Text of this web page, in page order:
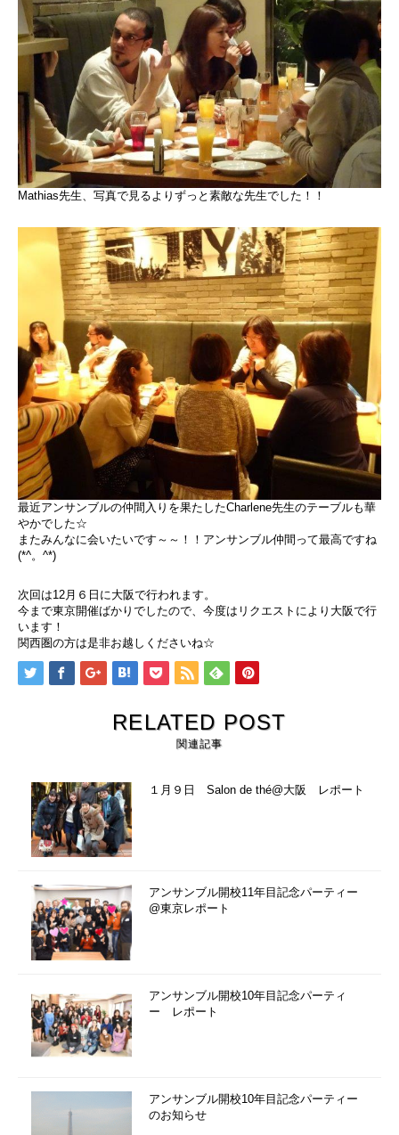
Mathias先生、写真で見るよりずっと素敵な先生でした！！
最近アンサンブルの仲間入りを果たしたCharlene先生のテーブルも華
やかでした☆
またみんなに会いたいです～～！！アンサンブル仲間って最高ですね
(*^。^*)
次回は12月６日に大阪で行われます。
今まで東京開催ばかりでしたので、今度はリクエストにより大阪で行
います！
関西圏の方は是非お越しくださいね☆
RELATED POST
関連記事
１月９日 Salon de thé@大阪 レポート
アンサンブル開校11年目記念パーティー
@東京レポート
アンサンブル開校10年目記念パーティ
ー レポート
アンサンブル開校10年目記念パーティー
のお知らせ